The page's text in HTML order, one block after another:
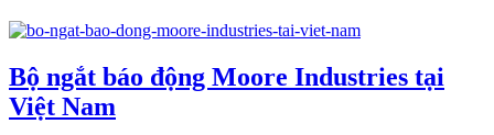
Bộ ngắt báo động Moore Industries tại
Việt Nam